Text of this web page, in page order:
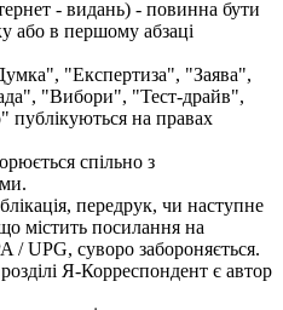
- видань) - повинна бути
або в першому абзаці
"Експертиза", "Заява",
"Вибори", "Тест-драйв",
на правах
спільно з
передрук, чи наступне
містить посилання на
/ UPG, суворо забороняється.
Я-Корреспондент є автор